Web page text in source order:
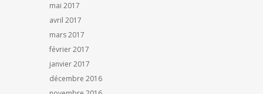
mai 2017
avril 2017
mars 2017
février 2017
janvier 2017
décembre 2016